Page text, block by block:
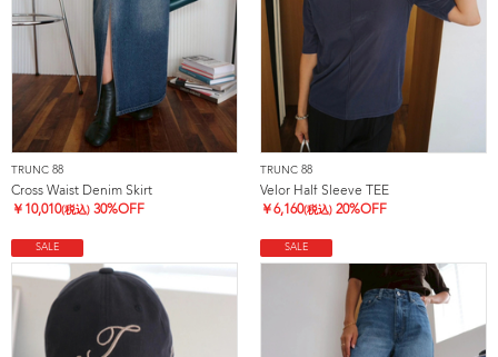
TRUNC 88
Cross Waist Denim Skirt
￥ 10,010(税込) 30%OFF
TRUNC 88
Velor Half Sleeve TEE
￥6,160(税込) 20%OFF
SALE SALE